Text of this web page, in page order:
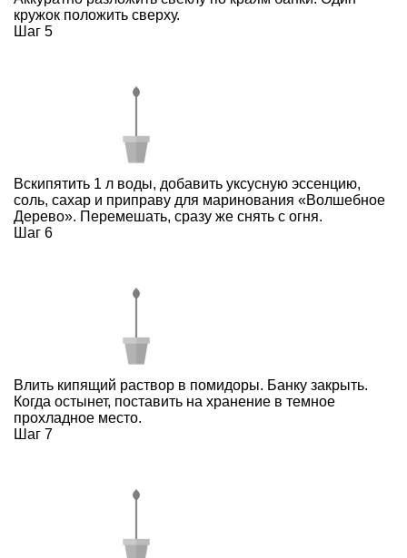
кружок положить сверху.
Шаг 5
Вскипятить 1 л воды, добавить уксусную эссенцию,
соль, сахар и приправу для маринования «Волшебное
Дерево». Перемешать, сразу же снять с огня.
Шаг 6
Влить кипящий раствор в помидоры. Банку закрыть.
Когда остынет, поставить на хранение в темное
прохладное место.
Шаг 7